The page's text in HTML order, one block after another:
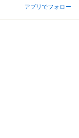
アプリでフォロー